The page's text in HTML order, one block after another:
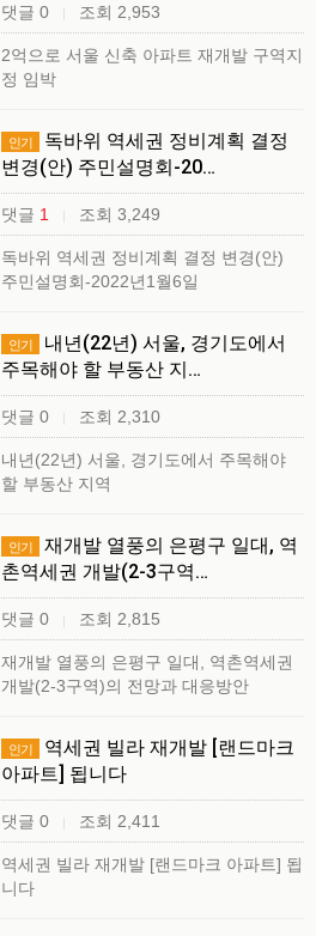
댓글 0 | 조회 2,953
2억으로 서울 신축 아파트 재개발 구역지
정 임박
인기
독바위 역세권 정비계획 결정
변경(안) 주민설명회-20…
댓글 1 | 조회 3,249
독바위 역세권 정비계획 결정 변경(안)
주민설명회-2022년1월6일
인기
내년(22년) 서울, 경기도에서
주목해야 할 부동산 지…
댓글 0 | 조회 2,310
내년(22년) 서울, 경기도에서 주목해야
할 부동산 지역
인기
재개발 열풍의 은평구 일대, 역
촌역세권 개발(2-3구역…
댓글 0 | 조회 2,815
재개발 열풍의 은평구 일대, 역촌역세권
개발(2-3구역)의 전망과 대응방안
인기
역세권 빌라 재개발 [랜드마크
아파트] 됩니다
댓글 0 | 조회 2,411
역세권 빌라 재개발 [랜드마크 아파트] 됩
니다